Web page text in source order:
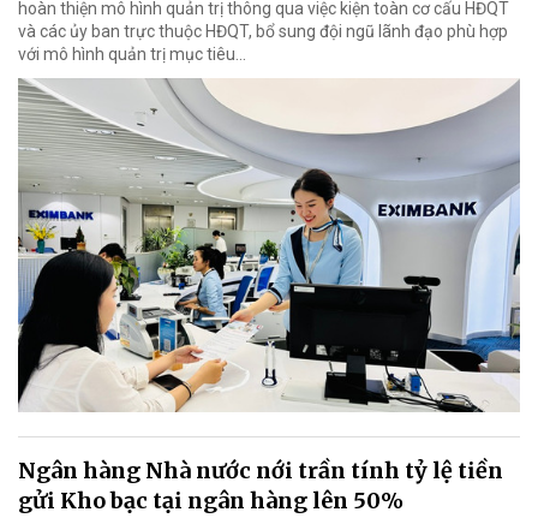
hoàn thiện mô hình quản trị thông qua việc kiện toàn cơ cấu HĐQT
và các ủy ban trực thuộc HĐQT, bổ sung đội ngũ lãnh đạo phù hợp
với mô hình quản trị mục tiêu...
Ngân hàng Nhà nước nới trần tính tỷ lệ tiền
gửi Kho bạc tại ngân hàng lên 50%